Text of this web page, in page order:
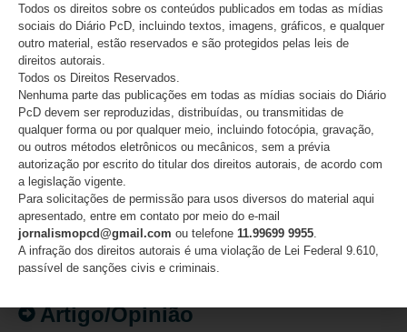
Movimento PcD e Raros e
do Estadão
06/08/2026
CATEGORIAS
Acessibilidade
Artigo/Opinião
Todos os direitos sobre os conteúdos publicados em todas as mídias
sociais do Diário PcD, incluindo textos, imagens, gráficos, e qualquer
outro material, estão reservados e são protegidos pelas leis de
direitos autorais.
Todos os Direitos Reservados.
Nenhuma parte das publicações em todas as mídias sociais do Diário
PcD devem ser reproduzidas, distribuídas, ou transmitidas de
qualquer forma ou por qualquer meio, incluindo fotocópia, gravação,
ou outros métodos eletrônicos ou mecânicos, sem a prévia
autorização por escrito do titular dos direitos autorais, de acordo com
a legislação vigente.
Para solicitações de permissão para usos diversos do material aqui
apresentado, entre em contato por meio do e-mail
jornalismopcd@gmail.com ou telefone 11.99699 9955
A infração dos direitos autorais é uma violação de Lei Federal 9.610,
passível de sanções civis e criminais.